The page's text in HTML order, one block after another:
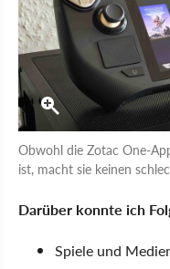
Obwohl die Zotac One-
ist, macht sie keinen
Darüber konnte ich
Spiele und